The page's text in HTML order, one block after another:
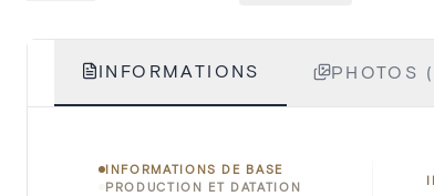
INFORMATIONS PHOTOS
INFORMATIONS DE BASE
PRODUCTION ET DATATION